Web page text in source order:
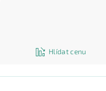
Hlídat cenu